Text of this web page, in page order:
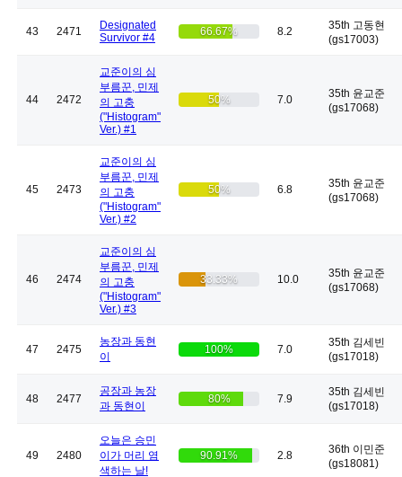
43 2471
Designated
Survivor #4
66.67% 8.2
35th 고동현
(gs17003)
44 2472
교준이의 심
부름꾼, 민제
의 고충
("Histogram"
Ver.) #1
50% 7.0
35th 윤교준
(gs17068)
45 2473
교준이의 심
부름꾼, 민제
의 고충
("Histogram"
Ver.) #2
50% 6.8
35th 윤교준
(gs17068)
46 2474
교준이의 심
부름꾼, 민제
의 고충
("Histogram"
Ver.) #3
33.33% 10.0
35th 윤교준
(gs17068)
47 2475
농장과 동현
이
100% 7.0
35th 김세빈
(gs17018)
48 2477
공장과 농장
과 동현이
80% 7.9
35th 김세빈
(gs17018)
49 2480
오늘은 승민
이가 머리 염
색하는 날!
90.91% 2.8
36th 이민준
(gs18081)